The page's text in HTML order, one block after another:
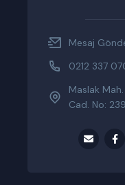
Mesaj
0212 337
Maslak
Cad. No: